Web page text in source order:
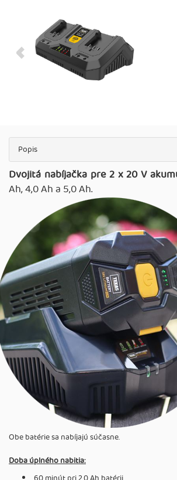
Popis
Dvojitá nabíjačka pre 2 x 20 V
Ah, 4,0 Ah a 5,0 Ah.
Obe batérie sa nabíjajú súčasne.
Doba úplného nabitia: